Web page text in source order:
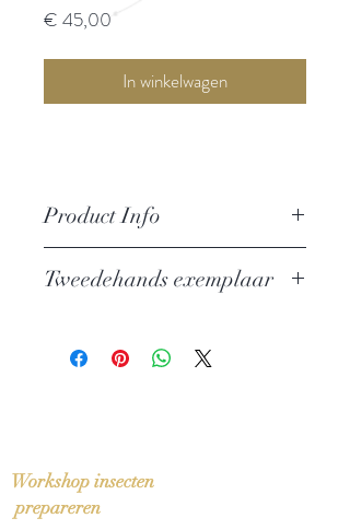
€ 45,00Prijs
In winkelwagen
Product Info
Uitgever: Bert Bakker
Bindwijze: Paperback
Tweedehands exemplaar
Workshop insecten
prepareren